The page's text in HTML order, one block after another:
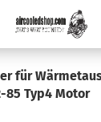
für
85 Typ4 Motor